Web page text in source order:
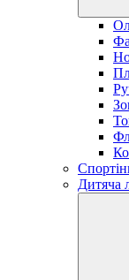
Дитяча